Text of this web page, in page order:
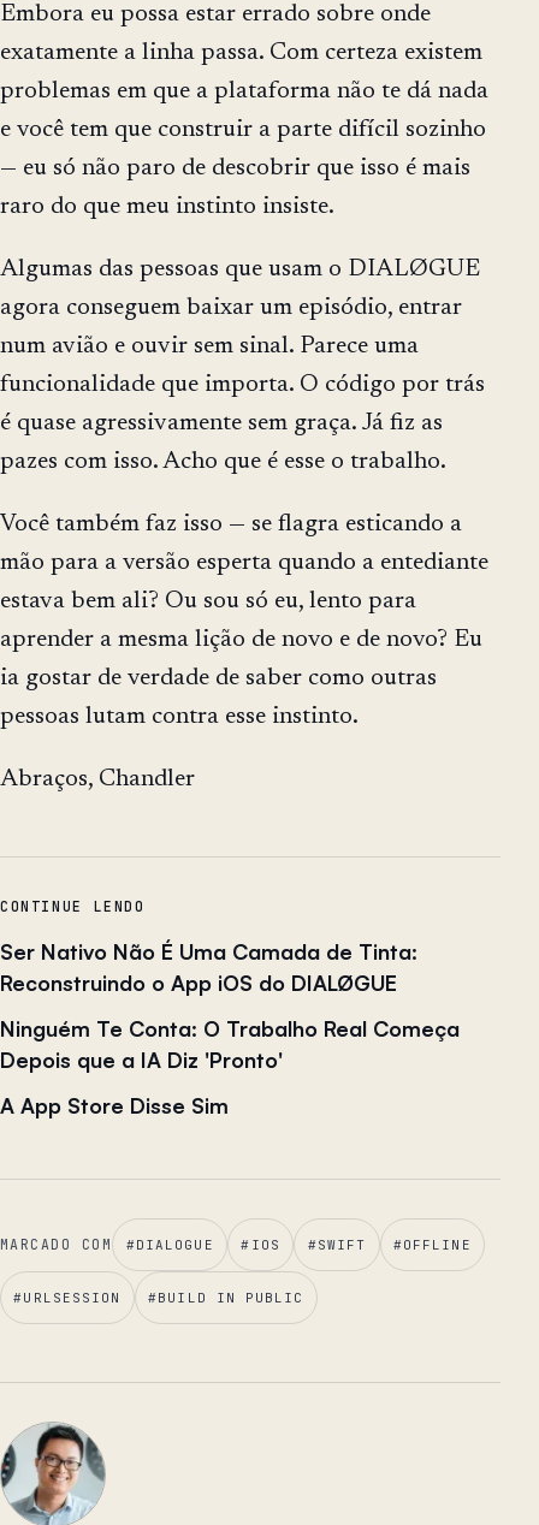
Embora eu possa estar errado sobre onde
exatamente a linha passa. Com certeza existem
problemas em que a plataforma não te dá nada
e você tem que construir a parte difícil sozinho
— eu só não paro de descobrir que isso é mais
raro do que meu instinto insiste.
Algumas das pessoas que usam o DIALØGUE
agora conseguem baixar um episódio, entrar
num avião e ouvir sem sinal. Parece uma
funcionalidade que importa. O código por trás
é quase agressivamente sem graça. Já fiz as
pazes com isso. Acho que é esse o trabalho.
Você também faz isso — se flagra esticando a
mão para a versão esperta quando a entediante
estava bem ali? Ou sou só eu, lento para
aprender a mesma lição de novo e de novo? Eu
ia gostar de verdade de saber como outras
pessoas lutam contra esse instinto.
Abraços, Chandler
CONTINUE LENDO
Ser Nativo Não É Uma Camada de Tinta:
Reconstruindo o App iOS do DIALØGUE
Ninguém Te Conta: O Trabalho Real Começa
Depois que a IA Diz 'Pronto'
A App Store Disse Sim
MARCADO COM #DIALOGUE # IOS #SWIFT #OFFLINE
#URLSESSION #BUILD IN PUBLIC